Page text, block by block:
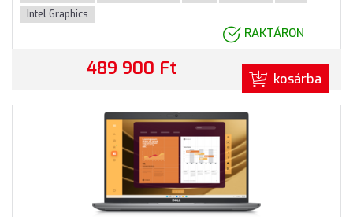
Intel Graphics
RAKTÁRON
489 900 Ft kosárba